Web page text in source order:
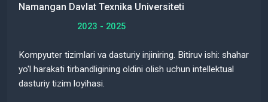
Namangan Davlat Texnika Universiteti
2023 - 2025
Kompyuter tizimlari va dasturiy injiniring. Bitiruv ishi: shahar
yo'l harakati tirbandligining oldini olish uchun intellektual
dasturiy tizim loyihasi.